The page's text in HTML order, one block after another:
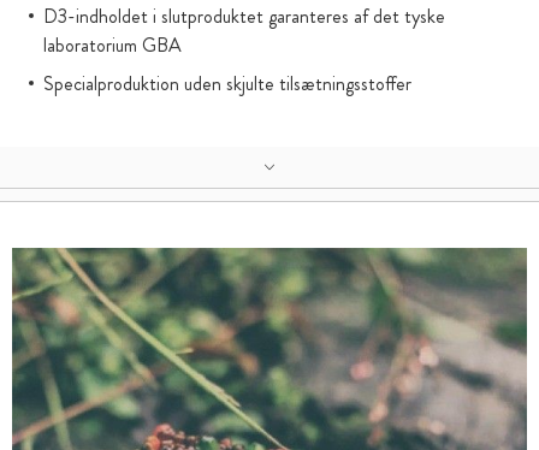
D3-indholdet i slutproduktet garanteres af det tyske
laboratorium GBA
Specialproduktion uden skjulte tilsætningsstoffer